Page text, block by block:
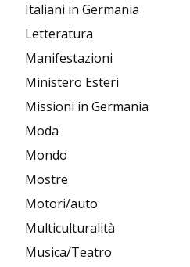
Italiani in Germania
Letteratura
Manifestazioni
Ministero Esteri
Missioni in Germania
Moda
Mondo
Mostre
Motori/auto
Multiculturalità
Musica/Teatro